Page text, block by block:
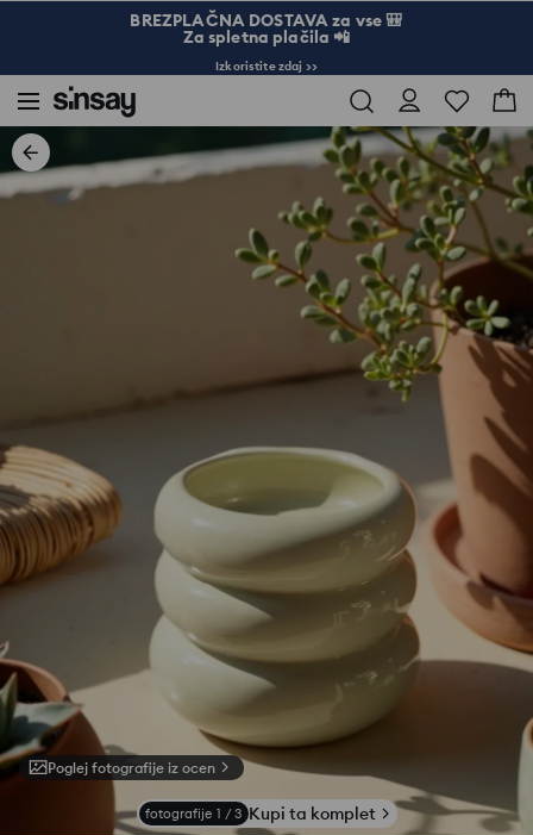
BREZPLAČNA DOSTAVA za vse 🎒
Za spletna plačila 📲
Izkoristite zdaj >>
Poglej fotografije iz ocen
fotografije 1 / 3 Kupi ta komplet